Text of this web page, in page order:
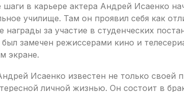
в карьере актера Андрей Исаенко
училище. Там он проявил себя как
награды за участие в студенческих
замечен режиссерами кино и
экране.
Исаенко известен не только своей
личной жизнью. Он состоит в